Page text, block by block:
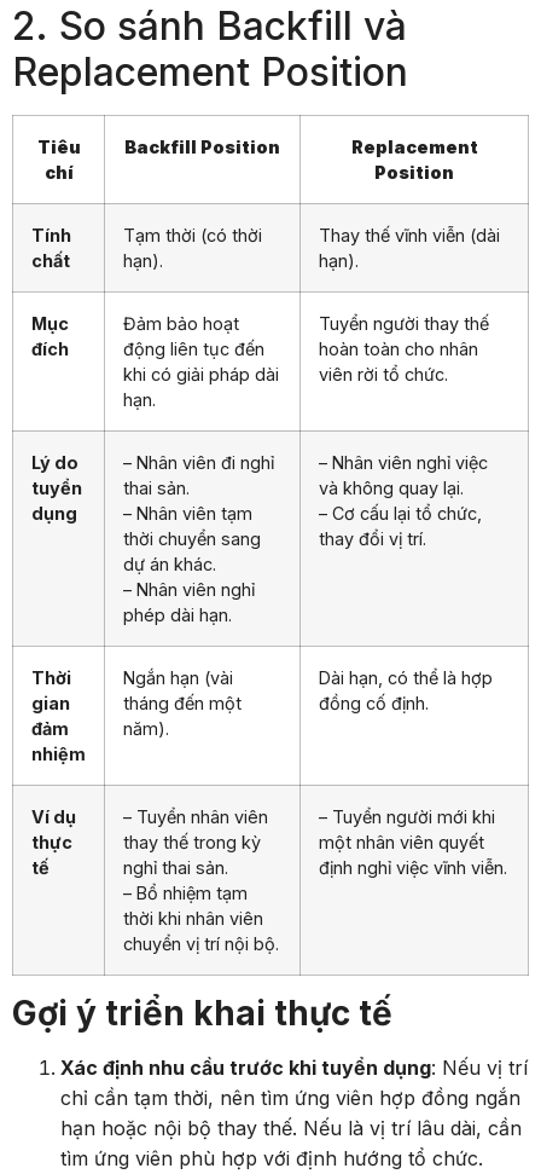
2. So sánh Backfill và
Replacement Position
Tiêu
chí
Backfill Position
Replacement
Position
Tính
chất
Tạm thời (có thời
hạn).
Thay thế vĩnh viễn (dài
hạn).
Mục
đích
Đảm bảo hoạt
động liên tục đến
khi có giải pháp dài
hạn.
Tuyển người thay thế
hoàn toàn cho nhân
viên rời tổ chức.
Lý do
tuyển
dụng
– Nhân viên đi nghỉ
thai sản.
– Nhân viên tạm
thời chuyển sang
dự án khác.
– Nhân viên nghỉ
phép dài hạn.
– Nhân viên nghỉ việc
và không quay lại.
– Cơ cấu lại tổ chức,
thay đổi vị trí.
Thời
gian
đảm
nhiệm
Ngắn hạn (vài
tháng đến một
năm).
Dài hạn, có thể là hợp
đồng cố định.
Ví dụ
thực
tế
– Tuyển nhân viên
thay thế trong kỳ
nghỉ thai sản.
– Bổ nhiệm tạm
thời khi nhân viên
chuyển vị trí nội bộ.
– Tuyển người mới khi
một nhân viên quyết
định nghỉ việc vĩnh viễn.
Gợi ý triển khai thực tế
Xác định nhu cầu trước khi tuyển dụng: Nếu vị trí
chỉ cần tạm thời, nên tìm ứng viên hợp đồng ngắn
hạn hoặc nội bộ thay thế. Nếu là vị trí lâu dài, cần
tìm ứng viên phù hợp với định hướng tổ chức.